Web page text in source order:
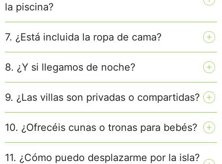
la piscina?
7. ¿Está incluida la ropa de cama?
8. ¿Y si llegamos de noche?
9. ¿Las villas son privadas o compartidas?
10. ¿Ofrecéis cunas o tronas para bebés?
11. ¿Cómo puedo desplazarme por la isla?